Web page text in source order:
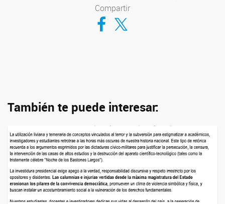
Compartir
Compartir en Facebook
Compartir en Twitter
También te puede interesar: